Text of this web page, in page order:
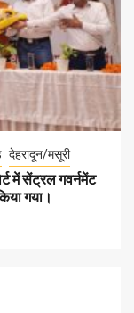
देहरादून/मसूरी
में सेंट्रल गवर्नमेंट
गया।